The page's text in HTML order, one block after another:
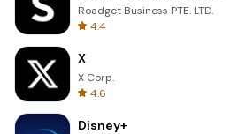
Roadget Business PTE. LTD.
4.4
X
X Corp.
4.6
Disney+